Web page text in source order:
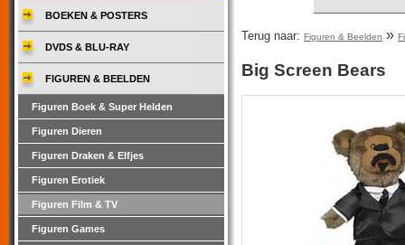
Terug naar: Figuren & Beelden »
Big Screen Bears
BOEKEN & POSTERS
DVDS & BLU-RAY
FIGUREN & BEELDEN
Figuren Boek & Super Helden
Figuren Dieren
Figuren Draken & Elfjes
Figuren Erotiek
Figuren Film & TV
Figuren Games